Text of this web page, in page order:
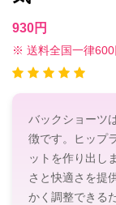
930円
※ 送料全国一律
バックショーツ
徴です。ヒップ
ットを作り出し
さと快適さを提
かく調整できる